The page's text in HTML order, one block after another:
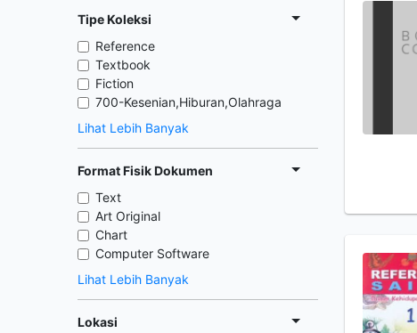
Tipe Koleksi
Reference
Textbook
Fiction
700-Kesenian,Hiburan,Olahraga
Lihat Lebih Banyak
Format Fisik Dokumen
Text
Art Original
Chart
Computer Software
Lihat Lebih Banyak
Lokasi